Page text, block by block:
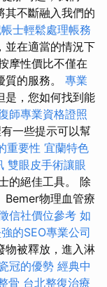
其不斷融入我們的
士輕鬆處理帳務
並在適當的情況下
摩性價比不僅在
的服務。 專業
是，您如何找到能
師專業資格證照
一些提示可以幫
重要性 宜蘭特色
雙眼皮手術讓眼
的絕佳工具。 除
Bemer物理血管療
信社價位參考 如
的SEO專業公司
物被釋放，進入淋
冠的優勢 經典中
骨 台北整復治療